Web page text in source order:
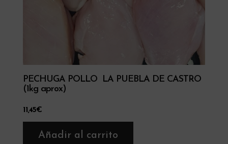
PECHUGA POLLO LA PUEBLA DE CASTRO
(1kg aprox)
11,45€
Añadir al carrito